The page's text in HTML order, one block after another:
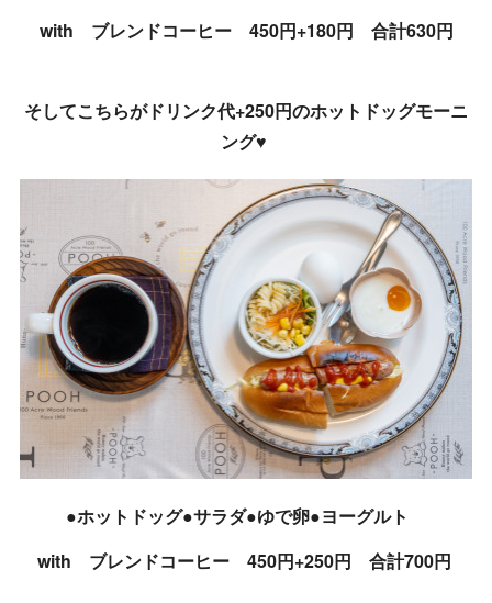
with ブレンドコーヒー 450円+180円 合計630円
そしてこちらがドリンク代+250円のホットドッグモーニ
ング♥
●ホットドッグ●サラダ●ゆで卵●ヨーグルト
with ブレンドコーヒー 450円+250円 合計700円